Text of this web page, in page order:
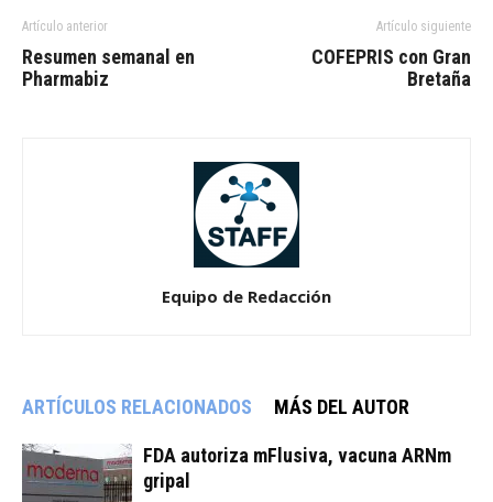
Artículo anterior
Resumen semanal en
Pharmabiz
Artículo siguiente
COFEPRIS con Gran
Bretaña
Equipo de Redacción
ARTÍCULOS RELACIONADOS MÁS DEL AUTOR
FDA autoriza mFlusiva, vacuna ARNm
gripal